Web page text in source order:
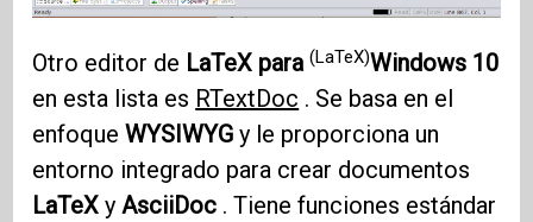
Otro editor de LaTeX para(LaTeX)Windows 10
en esta lista es RTextDoc . Se basa en el
enfoqueWYSIWYG y le proporciona un
entorno integrado para crear documentos
LaTeX yAsciiDoc . Tiene funciones estándar